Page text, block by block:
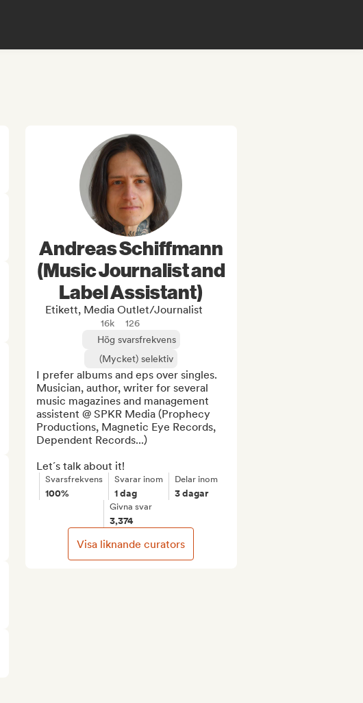
Andreas Schiffmann
(Music Journalist and
Label Assistant)
Etikett, Media Outlet/Journalist
16k
126
Hög svarsfrekvens
(Mycket) selektiv
I prefer albums and eps over singles.
Musician, author, writer for several
music magazines and management
assistent @ SPKR Media (Prophecy
Productions, Magnetic Eye Records,
Dependent Records...)
Let´s talk about it!
Svarsfrekvens
100%
Svarar inom
1 dag
Delar inom
3 dagar
Givna svar
3,374
Visa liknande curators